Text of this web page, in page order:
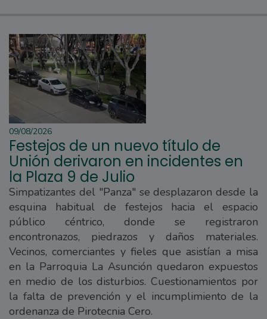
09/08/2026
Festejos de un nuevo título de
Unión derivaron en incidentes en
la Plaza 9 de Julio
Simpatizantes del "Panza" se desplazaron desde la
esquina habitual de festejos hacia el espacio
público céntrico, donde se registraron
encontronazos, piedrazos y daños materiales.
Vecinos, comerciantes y fieles que asistían a misa
en la Parroquia La Asunción quedaron expuestos
en medio de los disturbios. Cuestionamientos por
la falta de prevención y el incumplimiento de la
ordenanza de Pirotecnia Cero.